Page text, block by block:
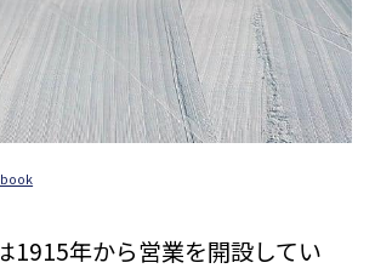
1915年から営業を開設してい